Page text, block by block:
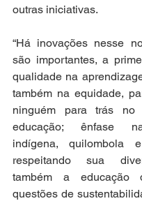
outras iniciativas.
“Há inovações nesse
são importantes, a
qualidade na
também na equidade,
ninguém para trás no
educação; ênfase
indígena, quilombola
respeitando sua
também a
questões de